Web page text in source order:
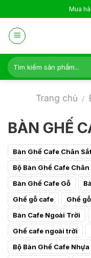
to
content
Mua
Tìm
kiếm:
Trang chủ /
BÀN GHẾ
Bàn Ghế Cafe Chân
Bộ Bàn Ghế Cafe Chân
Bàn Ghế Cafe Gỗ
Ghế gỗ cafe
Ghế
Bàn Cafe Ngoài Trời
Ghế cafe ngoài trời
Bộ Bàn Ghế Cafe Nhựa